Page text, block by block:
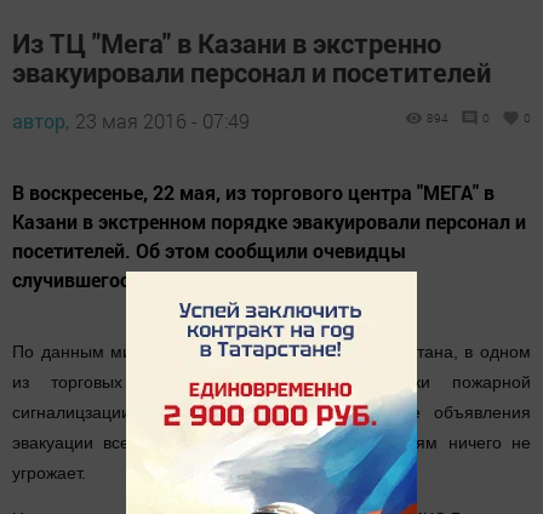
Из ТЦ "Мега" в Казани в экстренно
эвакуировали персонал и посетителей
автор, 23 мая 2016 - 07:49 894 0 0
В воскресенье, 22 мая, из торгового центра "МЕГА" в
Казани в экстренном порядке эвакуировали персонал и
посетителей. Об этом сообщили очевидцы
случившегося в социальных сетях.
По данным министерства внутренних дел Татарстана, в одном
из торговых помещений сработали датчики пожарной
сигналицзации. Спустя несколько минут после объявления
эвакуации всех людей вывели наружу, их жизням ничего не
угрожает.